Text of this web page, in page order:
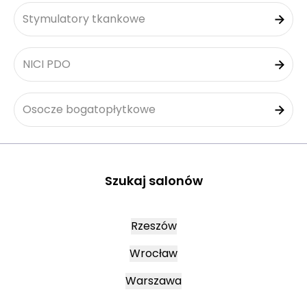
Stymulatory tkankowe
NICI PDO
Osocze bogatopłytkowe
Szukaj salonów
Rzeszów
Wrocław
Warszawa